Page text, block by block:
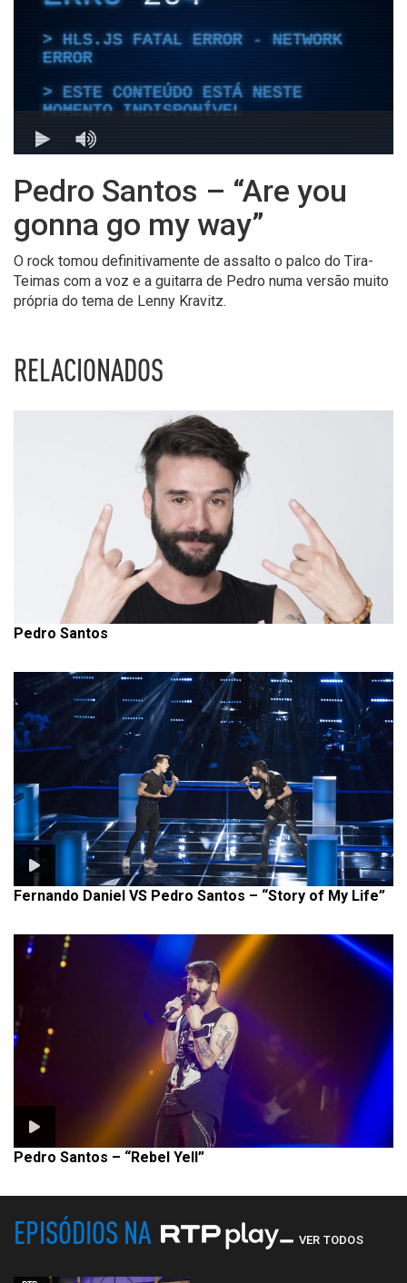
Pedro Santos – “Are you
gonna go my way”
O rock tomou definitivamente de assalto o palco do Tira-
Teimas com a voz e a guitarra de Pedro numa versão muito
própria do tema de Lenny Kravitz.
RELACIONADOS
Pedro Santos
Fernando Daniel VS Pedro Santos – “Story of My Life”
Pedro Santos – “Rebel Yell”
EPISÓDIOS NA VER TODOS